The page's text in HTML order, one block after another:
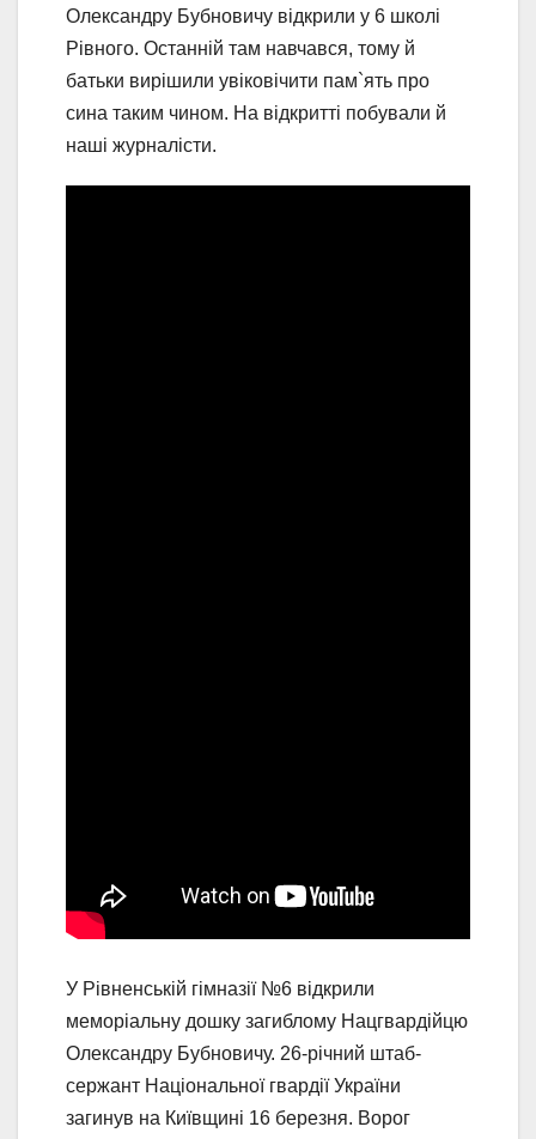
Олександру Бубновичу відкрили у 6 школі
Рівного. Останній там навчався, тому й
батьки вирішили увіковічити пам`ять про
сина таким чином. На відкритті побували й
наші журналісти.
У Рівненській гімназії №6 відкрили
меморіальну дошку загиблому Нацгвардійцю
Олександру Бубновичу. 26-річний штаб-
сержант Національної гвардії України
загинув на Київщині 16 березня. Ворог